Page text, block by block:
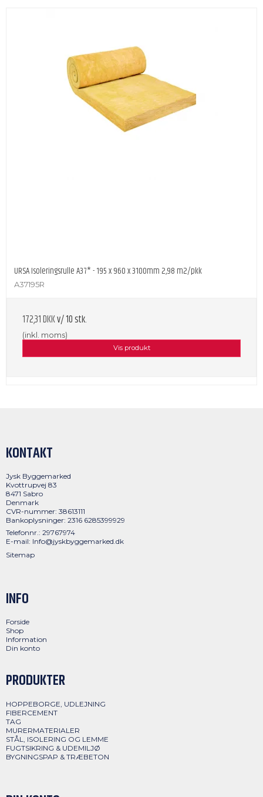
URSA Isoleringsrulle A37* - 195 x 960 x 3100mm 2,98 m2/pkk
A37195R
172,31 DKKv/ 10 stk.
(inkl. moms)
Vis produkt
KONTAKT
Jysk Byggemarked
Kvottrupvej 83
8471 Sabro
Denmark
CVR-nummer: 38613111
Bankoplysninger: 2316 6285399929
Telefonnr.: 29767974
E-mail: Info@jyskbyggemarked.dk
Sitemap
INFO
Forside
Shop
Information
Din konto
PRODUKTER
HOPPEBORGE, UDLEJNING
FIBERCEMENT
TAG
MURERMATERIALER
STÅL, ISOLERING OG LEMME
FUGTSIKRING & UDEMILJØ
BYGNINGSPAP & TRÆBETON